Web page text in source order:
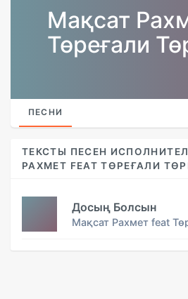
Мақсат
Төреғали
ПЕСНИ
ТЕКСТЫ ПЕСЕН
РАХМЕТ FEAT ТӨРЕҒАЛИ
Досың Болсын
Мақсат Рахмет feat